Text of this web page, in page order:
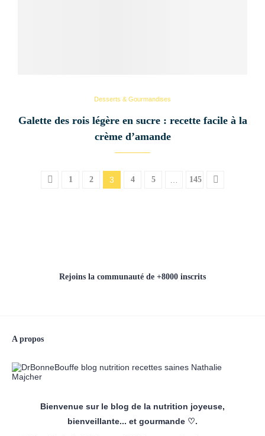
Desserts & Gourmandises
Galette des rois légère en sucre : recette facile à la
crème d’amande
1 2 3 4 5 … 145
Rejoins la communauté de +8000 inscrits
A propos
Bienvenue sur le blog de la nutrition joyeuse,
bienveillante... et gourmande ♡.